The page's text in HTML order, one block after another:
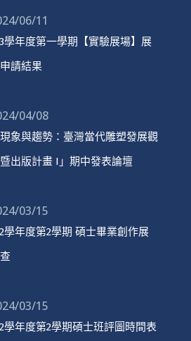
06/11
學年度第一學期【實驗展場】展
請結果
04/08
現象與趨勢：臺灣當代雕塑發展觀
出版計畫 I」期中發表論壇
03/15
學年度第2學期 碩士畢業創作展
03/15
學年度第2學期碩士班評圖時間表